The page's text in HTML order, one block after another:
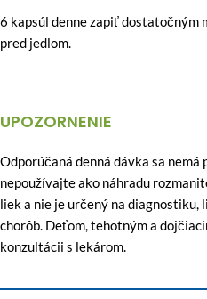
6 kapsúl denne zapiť
pred jedlom.
UPOZORNENIE
Odporúčaná denná dávka sa
nepoužívajte ako náhradu
liek a nie je určený na diagnostiku,
chorôb. Deťom, tehotným a
konzultácii s lekárom.